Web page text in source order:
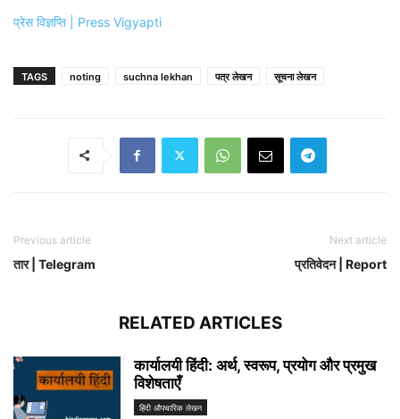
प्रेस विज्ञप्ति | Press Vigyapti
TAGS noting suchna lekhan पत्र लेखन सूचना लेखन
Previous article
तार | Telegram
Next article
प्रतिवेदन | Report
RELATED ARTICLES
कार्यालयी हिंदी: अर्थ, स्वरूप, प्रयोग और प्रमुख
विशेषताएँ
हिंदी औपचारिक लेखन